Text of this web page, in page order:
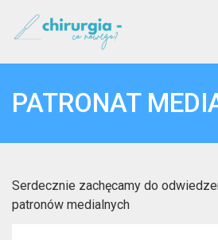
PATRONAT
Serdecznie zachęcamy do
patronów medialnych